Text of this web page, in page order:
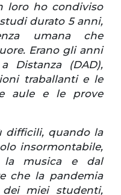
loro ho condiviso
durato 5 anni,
umana che
Erano gli anni
Distanza (DAD),
traballanti e le
aule e le prove
difficili, quando la
insormontabile,
la musica e dal
che la pandemia
dei miei studenti,